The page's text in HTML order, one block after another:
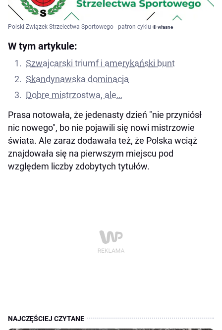
Polski Związek Strzelectwa Sportowego - patron cyklu © własne
W tym artykule:
Szwajcarski triumf i amerykański bunt
Skandynawska dominacja
Dobre mistrzostwa, ale…
Prasa notowała, że jedenasty dzień "nie przyniósł
nic nowego", bo nie pojawili się nowi mistrzowie
świata. Ale zaraz dodawała też, że Polska wciąż
znajdowała się na pierwszym miejscu pod
względem liczby zdobytych tytułów.